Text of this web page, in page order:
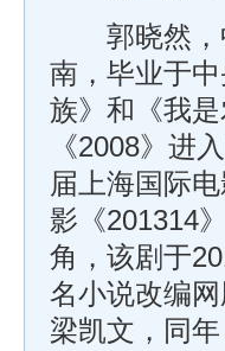
郭晓然，中
南，毕业于
族》和《我
《2008》进
届上海国际
影《201314
角，该剧于
名小说改编
梁凯文，同